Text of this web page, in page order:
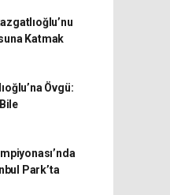
Katmak
Övgü:
Park’ta